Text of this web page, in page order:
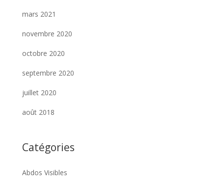
mars 2021
novembre 2020
octobre 2020
septembre 2020
juillet 2020
août 2018
Catégories
Abdos Visibles